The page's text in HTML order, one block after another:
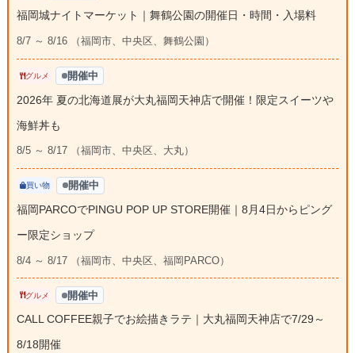
福岡城ナイトマーケット｜舞鶴公園の開催日・時間・入場料
8/7 ～ 8/16 （福岡市、中央区、舞鶴公園）
グルメ 開催中
2026年 夏の北海道展が大丸福岡天神店で開催！限定スイーツや
海鮮丼も
8/5 ～ 8/17 （福岡市、中央区、大丸）
買い物 開催中
福岡PARCOでPINGU POP UP STORE開催｜8月4日からピング
ー限定ショップ
8/4 ～ 8/17 （福岡市、中央区、福岡PARCO）
グルメ 開催中
CALL COFFEE親子でお絵描きラテ｜大丸福岡天神店で7/29～
8/18開催